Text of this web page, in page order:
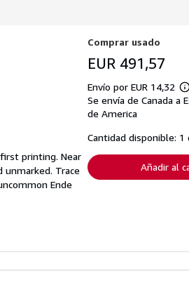
first printing. Near
unmarked. Trace
Ende
Comprar usado
EUR 491,57
Envío por EUR 14,32
Se envía de Canada a
de America
Cantidad disponible: 1
Añadir al